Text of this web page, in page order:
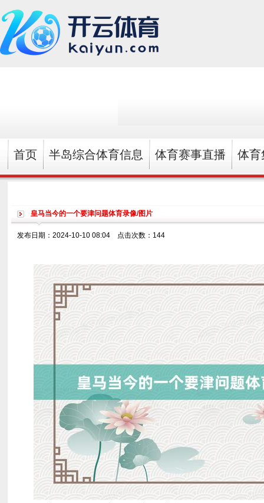
首页 半岛综合体育信息 体育赛事直播 体育
皇马当今的一个要津问题体育录像/图片
发布日期：2024-10-10 08:04 点击次数：144